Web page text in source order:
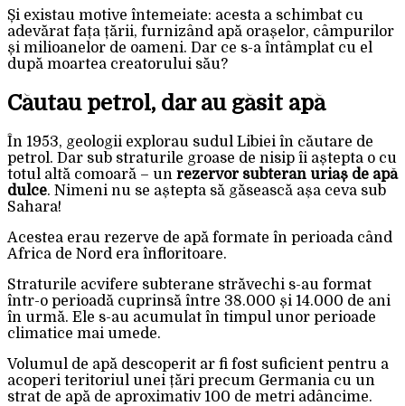
Și existau motive întemeiate: acesta a schimbat cu
adevărat fața țării, furnizând apă orașelor, câmpurilor
și milioanelor de oameni. Dar ce s-a întâmplat cu el
după moartea creatorului său?
Căutau petrol, dar au găsit apă
În 1953, geologii explorau sudul Libiei în căutare de
petrol. Dar sub straturile groase de nisip îi aștepta o cu
totul altă comoară – un rezervor subteran uriaș de apă
dulce. Nimeni nu se aștepta să găsească așa ceva sub
Sahara!
Acestea erau rezerve de apă formate în perioada când
Africa de Nord era înfloritoare.
Straturile acvifere subterane străvechi s-au format
într-o perioadă cuprinsă între 38.000 și 14.000 de ani
în urmă. Ele s-au acumulat în timpul unor perioade
climatice mai umede.
Volumul de apă descoperit ar fi fost suficient pentru a
acoperi teritoriul unei țări precum Germania cu un
strat de apă de aproximativ 100 de metri adâncime.